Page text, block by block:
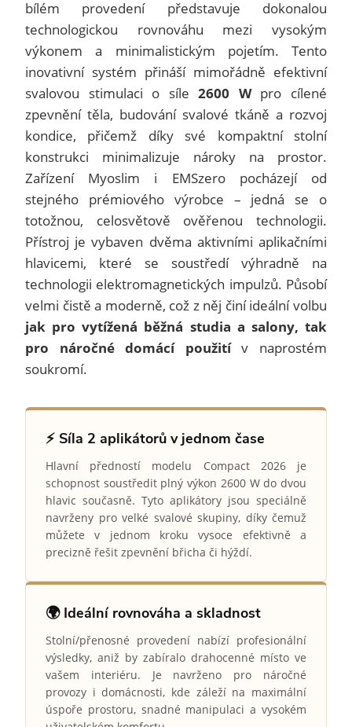
bílém provedení představuje dokonalou
technologickou rovnováhu mezi vysokým
výkonem a minimalistickým pojetím. Tento
inovativní systém přináší mimořádně efektivní
svalovou stimulaci o síle2600 Wpro cílené
zpevnění těla, budování svalové tkáně a rozvoj
kondice, přičemž díky své kompaktní stolní
konstrukci minimalizuje nároky na prostor.
Zařízení Myoslim i EMSzero pocházejí od
stejného prémiového výrobce – jedná se o
totožnou, celosvětově ověřenou technologii.
Přístroj je vybaven dvěma aktivními aplikačními
hlavicemi, které se soustředí výhradně na
technologii elektromagnetických impulzů. Působí
velmi čistě a moderně, což z něj činí ideální volbu
jak pro vytížená běžná studia a salony, tak
pro náročné domácí použitív naprostém
soukromí.
⚡ Síla 2 aplikátorů v jednom čase
Hlavní předností modelu Compact 2026 je
schopnost soustředit plný výkon 2600 W do dvou
hlavic současně. Tyto aplikátory jsou speciálně
navrženy pro velké svalové skupiny, díky čemuž
můžete v jednom kroku vysoce efektivně a
precizně řešit zpevnění břicha či hýždí.
🌍 Ideální rovnováha a skladnost
Stolní/přenosné provedení nabízí profesionální
výsledky, aniž by zabíralo drahocenné místo ve
vašem interiéru. Je navrženo pro náročné
provozy i domácnosti, kde záleží na maximální
úspoře prostoru, snadné manipulaci a vysokém